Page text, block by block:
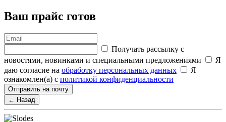
Ваш прайс готов
Получать рассылку с
новостями, новинками и специальными предложениями
Я
даю согласие на обработку персональных данных
Я
ознакомлен(а) с политикой конфиденциальности
Отправить на почту
← Назад